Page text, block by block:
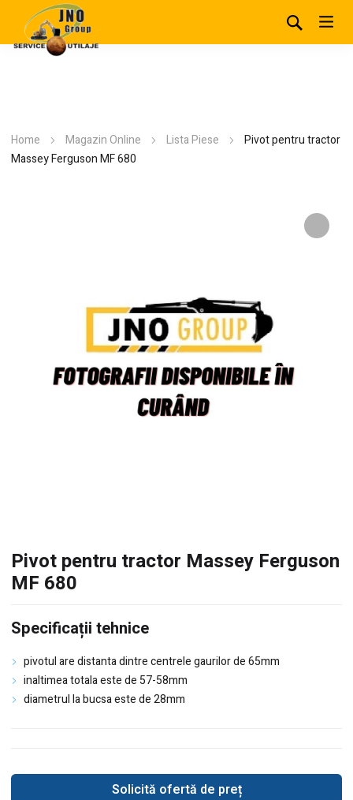
Home Magazin Online Lista Piese
Pivot pentru tractor
Massey Ferguson MF 680
Pivot pentru tractor Massey Ferguson
MF 680
Specificații tehnice
pivotul are distanta dintre centrele gaurilor de 65mm
inaltimea totala este de 57-58mm
diametrul la bucsa este de 28mm
Solicită ofertă de preț